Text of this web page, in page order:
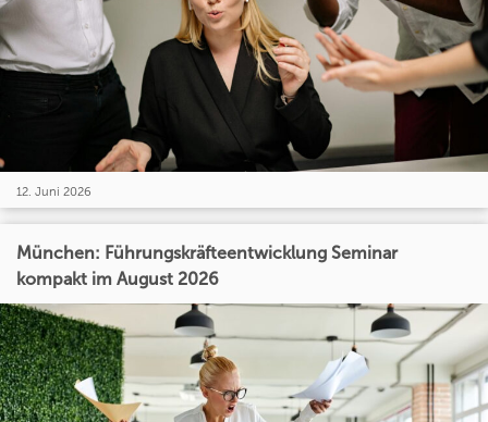
12. Juni 2026
München: Führungskräfteentwicklung Seminar
kompakt im August 2026